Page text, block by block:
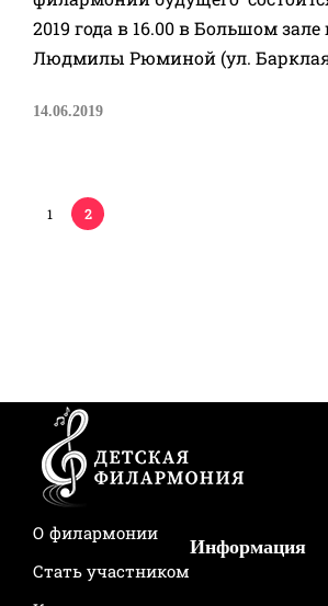
2019 года в 16.00 в Большом
Людмилы Рюминой (ул.
14.06.2019
1 2
Информация
О филармонии
Стать участником